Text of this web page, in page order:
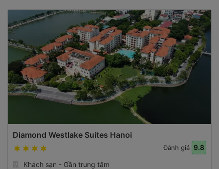
Diamond Westlake Suites Hanoi
Đánh giá 9.8
Khách sạn - Gần trung tâm